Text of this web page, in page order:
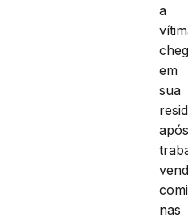
a
em
sua
nas